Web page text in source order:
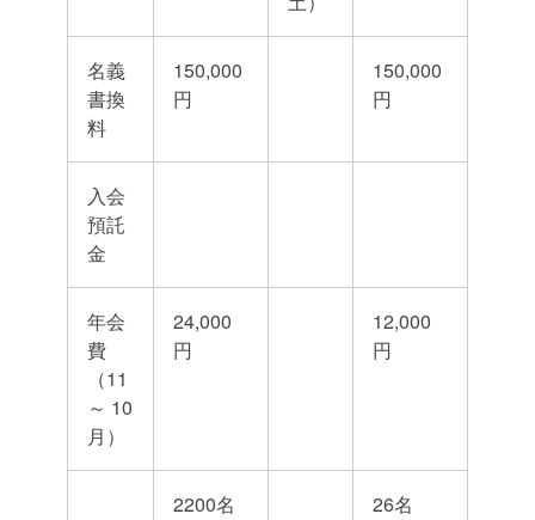
名義
書換
料
150,000
円
150,000
円
入会
預託
金
年会
費
（11
～ 10
月）
24,000
円
12,000
円
2200名 26名